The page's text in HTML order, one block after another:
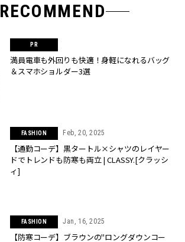
RECOMMEND
満員電車も外回りも快適！身軽になれるバッグ
＆スマホショルダー3選
FASHION Feb, 20, 2025
【通勤コーデ】黒タートル×シャツのレイヤー
ドでトレンドも防寒も両立 | CLASSY.[クラッシ
ィ]
FASHION Jan, 16, 2025
【防寒コーデ】ブラウンの"ロングダウンコー